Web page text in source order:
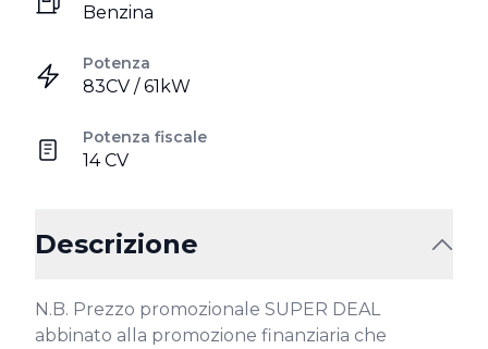
Benzina
Potenza
83CV / 61kW
Potenza fiscale
14 CV
Descrizione
N.B. Prezzo promozionale SUPER DEAL
abbinato alla promozione finanziaria che